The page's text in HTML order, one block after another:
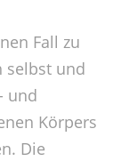
Fall zu
selbst und
und
Körpers
Die